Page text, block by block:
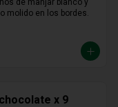
de manjar blanco y
molido en los bordes.
x 9